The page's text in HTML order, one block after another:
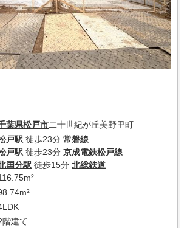
葉県松戸市二十世紀が丘美野里町
戸駅 徒歩23分 常磐線
戸駅 徒歩23分 京成電鉄松戸線
国分駅 徒歩15分 北総鉄道
階建て